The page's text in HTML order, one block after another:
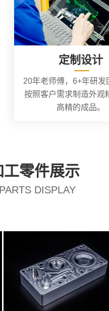
定制设计
20年老师傅，6+年研发
按照客户需求制造外观
高精的成品。
零件展示
DISPLAY